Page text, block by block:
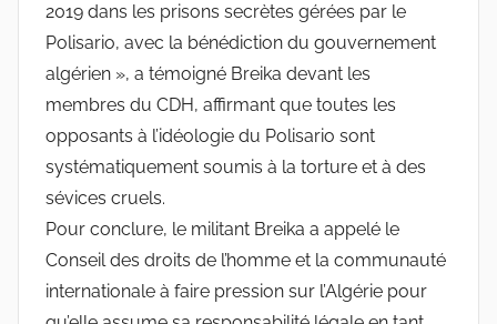
2019 dans les prisons secrètes gérées par le
Polisario, avec la bénédiction du gouvernement
algérien », a témoigné Breika devant les
membres du CDH, affirmant que toutes les
opposants à l’idéologie du Polisario sont
systématiquement soumis à la torture et à des
sévices cruels.
Pour conclure, le militant Breika a appelé le
Conseil des droits de l’homme et la communauté
internationale à faire pression sur l’Algérie pour